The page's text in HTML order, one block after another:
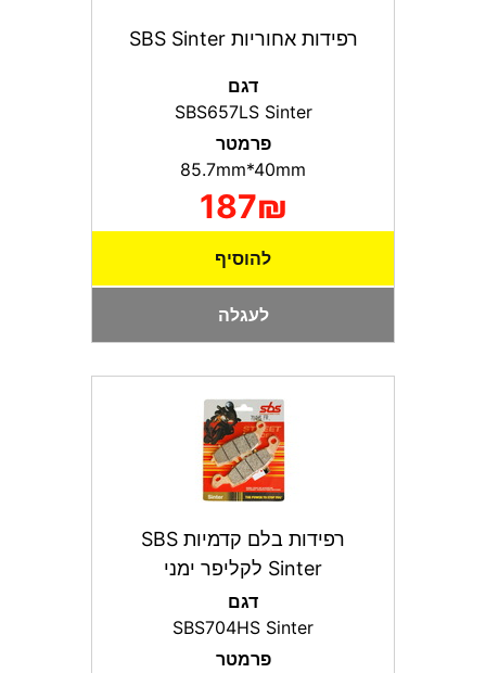
רפידות אחוריות SBS Sinter
דגם
SBS657LS Sinter
פרמטר
187₪
להוסיף
לעגלה
רפידות בלם קדמיות SBS
Sinter לקליפר ימני
דגם
SBS704HS Sinter
פרמטר